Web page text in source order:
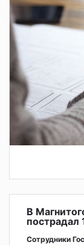
В
пострадал
Сотрудники